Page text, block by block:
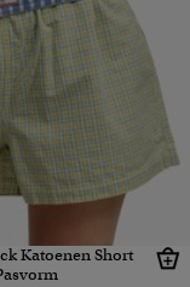
Katoenen Short